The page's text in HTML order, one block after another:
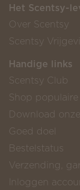
Het Scentsy-
Over Scentsy
Scentsy
Handige links
Scentsy Club
Shop
Download
Goed doel
Bestelstatus
Verzending,
Inloggen